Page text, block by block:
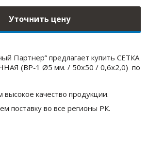
Уточнить цену
Партнер” предлагает купить СЕТКА
(ВР-1 Ø5 мм. / 50х50 / 0,6х2,0) по
высокое качество продукции.
поставку во все регионы РК.